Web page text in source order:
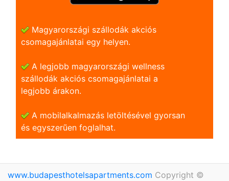
Magyarországi szállodák akciós
csomagajánlatai egy helyen.
A legjobb magyarországi wellness
szállodák akciós csomagajánlatai a
legjobb árakon.
A mobilalkalmazás letöltésével gyorsan
és egyszerũen foglalhat.
www.budapesthotelsapartments.com Copyright ©